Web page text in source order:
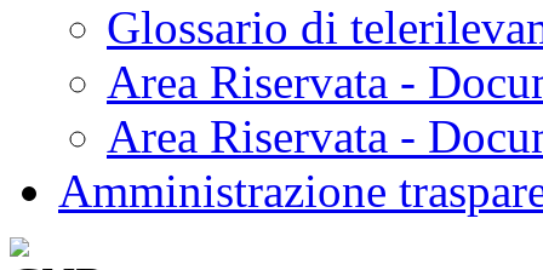
Glossario di
Area Riservata -
Area Riservata -
Amministrazione